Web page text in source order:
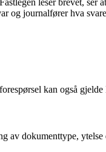
leser brevet,
og journalfører hva
kan også
dokumenttype, ytelse